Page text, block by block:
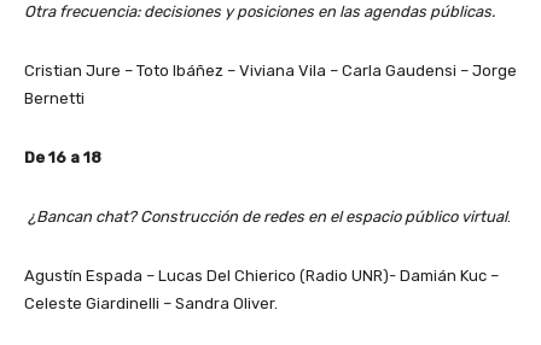
Otra frecuencia: decisiones y posiciones en las agendas públicas.
Cristian Jure – Toto Ibáñez – Viviana Vila – Carla Gaudensi – Jorge
Bernetti
De 16 a 18
¿Bancan chat? Construcción de redes en el espacio público virtual.
Agustín Espada – Lucas Del Chierico (Radio UNR)- Damián Kuc –
Celeste Giardinelli – Sandra Oliver.